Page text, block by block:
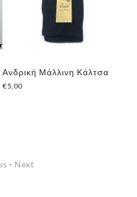
Ανδρική Μάλλινη Κάλτσα
€5,00
- Next